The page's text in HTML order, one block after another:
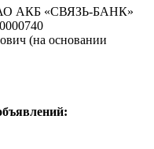
АКБ «СВЯЗЬ-БАНК»
(на основании